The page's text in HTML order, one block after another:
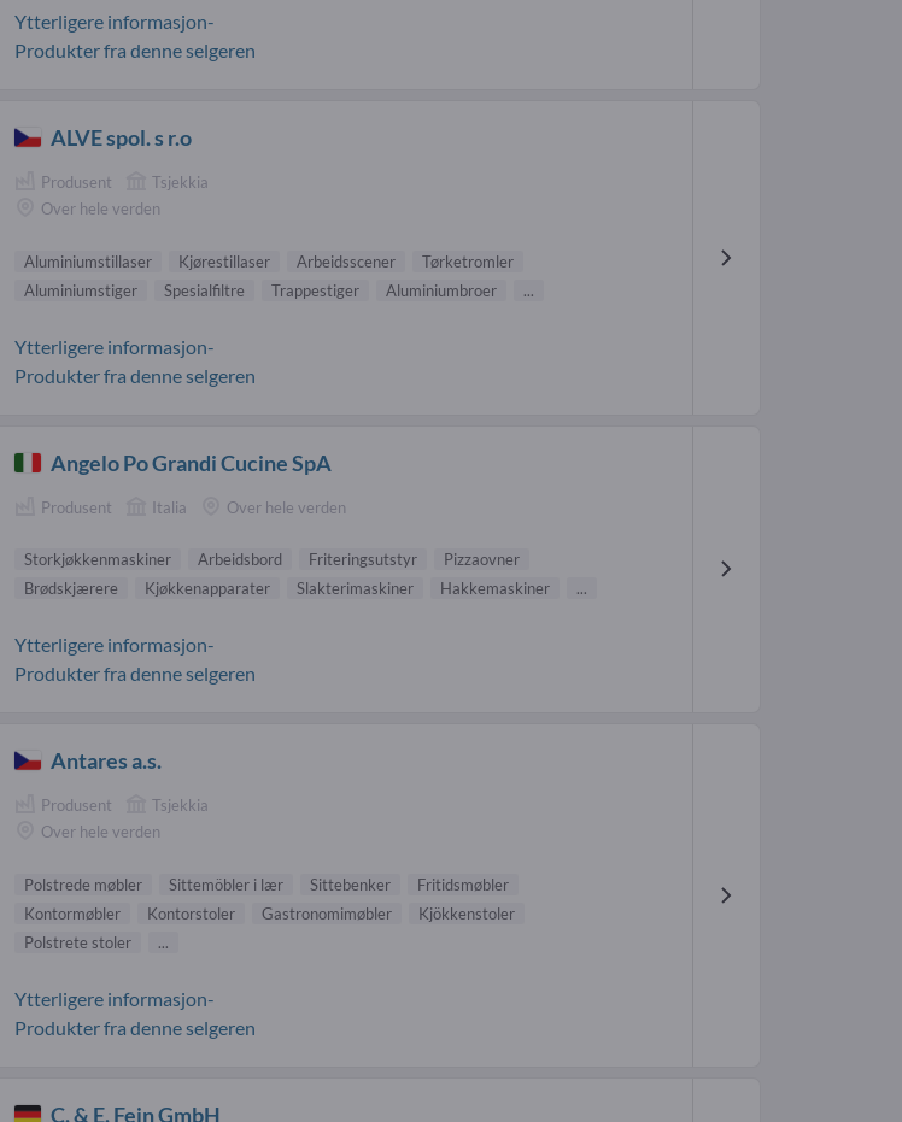
Ytterligere informasjon-
Produkter fra denne selgeren
ALVE spol. s r.o
Produsent
Tsjekkia
Over hele verden
Aluminiumstillaser Kjørestillaser Arbeidsscener
Tørketromler
Aluminiumstiger
Spesialfiltre Trappestiger Aluminiumbroer ...
Ytterligere informasjon-
Produkter fra denne selgeren
Angelo Po Grandi Cucine SpA
Produsent Italia Over hele verden
Storkjøkkenmaskiner Arbeidsbord Friteringsutstyr
Pizzaovner
Brødskjærere
Kjøkkenapparater Slakterimaskiner Hakkemaskiner ...
Ytterligere informasjon-
Produkter fra denne selgeren
Antares a.s.
Produsent
Tsjekkia
Over hele verden
Polstrede møbler Sittemöbler i lær Sittebenker
Fritidsmøbler
Kontormøbler
Kontorstoler Gastronomimøbler
Kjökkenstoler
Polstrete stoler
...
Ytterligere informasjon-
Produkter fra denne selgeren
C. & E. Fein GmbH